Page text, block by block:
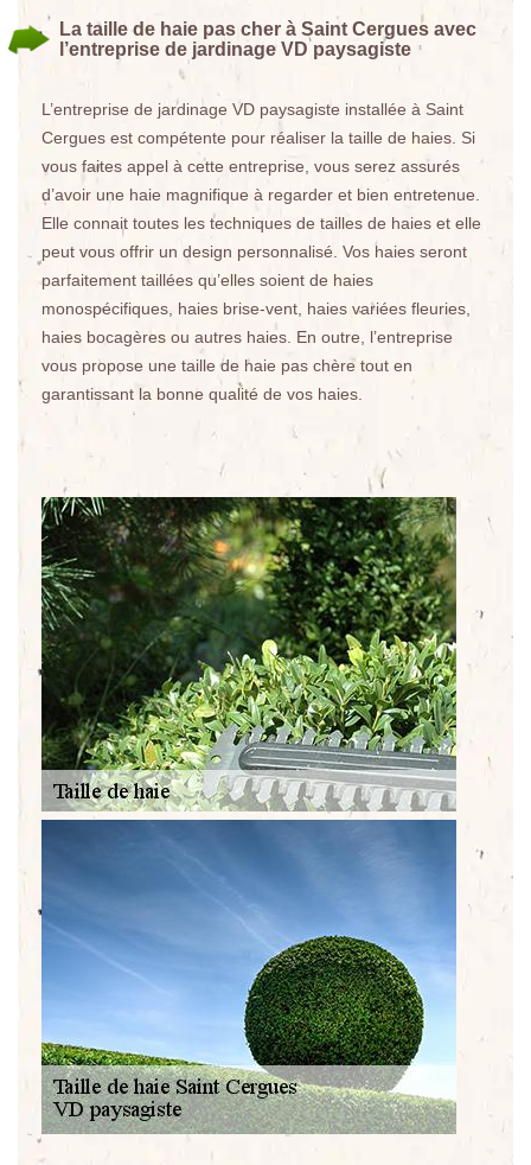
La taille de haie pas cher à Saint Cergues avec
l’entreprise de jardinage VD paysagiste
L’entreprise de jardinage VD paysagiste installée à Saint
Cergues est compétente pour réaliser la taille de haies. Si
vous faites appel à cette entreprise, vous serez assurés
d’avoir une haie magnifique à regarder et bien entretenue.
Elle connait toutes les techniques de tailles de haies et elle
peut vous offrir un design personnalisé. Vos haies seront
parfaitement taillées qu’elles soient de haies
monospécifiques, haies brise-vent, haies variées fleuries,
haies bocagères ou autres haies. En outre, l’entreprise
vous propose une taille de haie pas chère tout en
garantissant la bonne qualité de vos haies.